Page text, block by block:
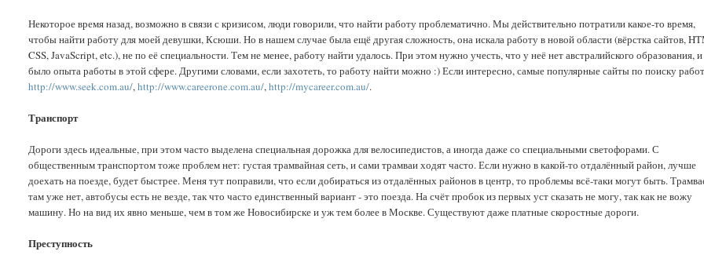
Некоторое время назад, возможно в связи с кризисом, люди говорили, что найти работу проблематично. Мы действительно потратили какое-то время,
чтобы найти работу для моей девушки, Ксюши. Но в нашем случае была ещё другая сложность, она искала работу в новой области (вёрстка сайтов,
CSS, JavaScript, etc.), не по её специальности. Тем не менее, работу найти удалось. При этом нужно учесть, что у неё нет австралийского образования,
было опыта работы в этой сфере. Другими словами, если захотеть, то работу найти можно :) Если интересно, самые популярные сайты по поиску
http://www.seek.com.au/,http://www.careerone.com.au/,http://mycareer.com.au/.
Транспорт
Дороги здесь идеальные, при этом часто выделена специальная дорожка для велосипедистов, а иногда даже со специальными светофорами. С
общественным транспортом тоже проблем нет: густая трамвайная сеть, и сами трамваи ходят часто. Если нужно в какой-то отдалённый район, лучше
доехать на поезде, будет быстрее. Меня тут поправили, что если добираться из отдалённых районов в центр, то проблемы всё-таки могут быть.
там уже нет, автобусы есть не везде, так что часто единственный вариант - это поезда. На счёт пробок из первых уст сказать не могу, так как не вожу
машину. Но на вид их явно меньше, чем в том же Новосибирске и уж тем более в Москве. Существуют даже платные скоростные дороги.
Преступность